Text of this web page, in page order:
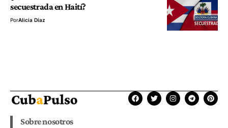
secuestrada en Haití?
PorAlicia Díaz
Sobre nosotros